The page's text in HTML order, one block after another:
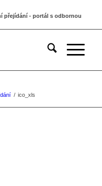
přejídání - portál s odbornou
/ ico_xls